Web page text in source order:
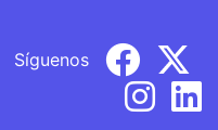
Síguenos